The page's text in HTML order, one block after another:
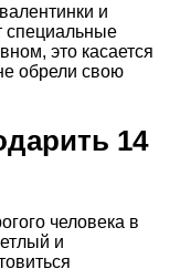
и
специальные
это касается
обрели свою
14
человека в
и